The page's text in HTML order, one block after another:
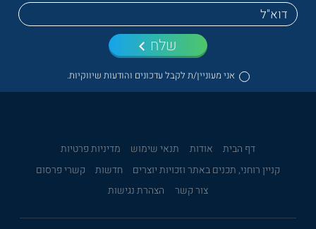
אני מעוניין/ת לקבל עדכונים והודעות שיווקיות.
שלח
דף הבית אודות תנאי שימוש
מדיניות פרטיות
קניין רוחני, תכנים באתר וזכויות יוצרים
חדשות
קשרי פרסום
צור קשר
הצהרת נגישות